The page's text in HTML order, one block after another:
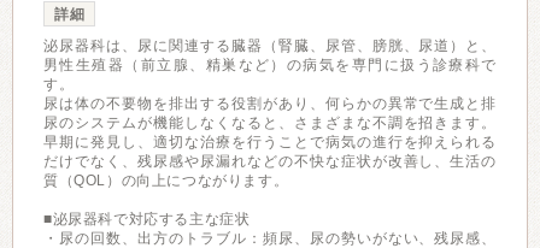
詳細
泌尿器科は、尿に関連する臓器（腎臓、尿管、膀胱、尿道）と、
男性生殖器（前立腺、精巣など）の病気を専門に扱う診療科で
す。
尿は体の不要物を排出する役割があり、何らかの異常で生成と排
尿のシステムが機能しなくなると、さまざまな不調を招きます。
早期に発見し、適切な治療を行うことで病気の進行を抑えられる
だけでなく、残尿感や尿漏れなどの不快な症状が改善し、生活の
質（QOL）の向上につながります。
■泌尿器科で対応する主な症状
・尿の回数、出方のトラブル：頻尿、尿の勢いがない、残尿感、